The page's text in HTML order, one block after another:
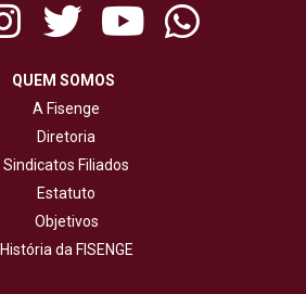
QUEM SOMOS
A Fisenge
Diretoria
Sindicatos Filiados
Estatuto
Objetivos
História da FISENGE